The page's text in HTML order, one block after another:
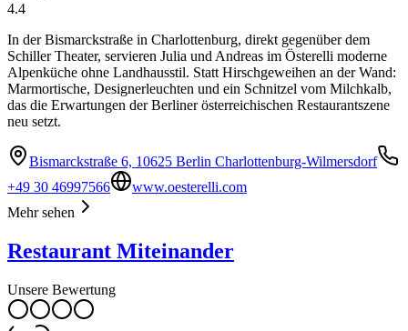
4.4
In der Bismarckstraße in Charlottenburg, direkt gegenüber dem
Schiller Theater, servieren Julia und Andreas im Österelli moderne
Alpenküche ohne Landhausstil. Statt Hirschgeweihen an der Wand:
Marmortische, Designerleuchten und ein Schnitzel vom Milchkalb,
das die Erwartungen der Berliner österreichischen Restaurantszene
neu setzt.
Bismarckstraße 6, 10625 Berlin Charlottenburg-Wilmersdorf
+49 30 46997566
www.oesterelli.com
Mehr sehen
Restaurant Miteinander
Unsere Bewertung